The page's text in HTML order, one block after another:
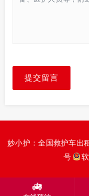
提交留言
妙小护：全国救护车出
号